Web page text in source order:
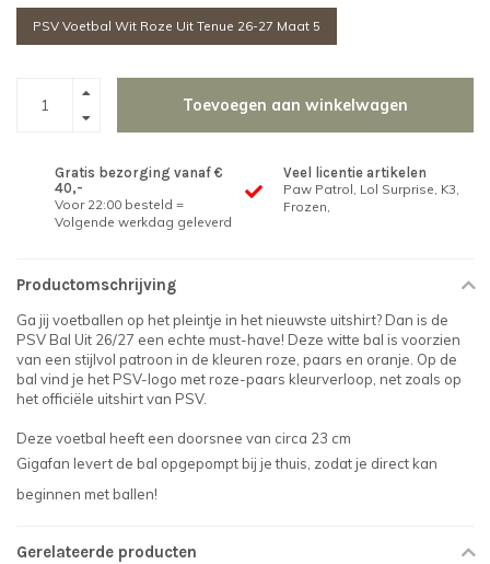
PSV Voetbal Wit Roze Uit Tenue 26-27 Maat 5
Toevoegen aan winkelwagen
Gratis bezorging vanaf €
40,-
Voor 22:00 besteld =
Volgende werkdag geleverd
Veel licentie artikelen
Paw Patrol, Lol Surprise, K3,
Frozen,
Productomschrijving
Ga jij voetballen op het pleintje in het nieuwste uitshirt? Dan is de
PSV Bal Uit 26/27 een echte must-have! Deze witte bal is voorzien
van een stijlvol patroon in de kleuren roze, paars en oranje. Op de
bal vind je het PSV-logo met roze-paars kleurverloop, net zoals op
het officiële uitshirt van PSV.
Deze voetbal heeft een doorsnee van circa 23 cm
Gigafan levert de bal opgepompt bij je thuis, zodat je direct kan
beginnen met ballen!
Gerelateerde producten